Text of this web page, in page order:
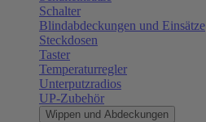
Schalter
Blindabdeckungen und Einsätze
Steckdosen
Taster
Temperaturregler
Unterputzradios
UP-Zubehör
Wippen und Abdeckungen